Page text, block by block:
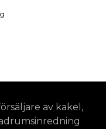
av kakel,